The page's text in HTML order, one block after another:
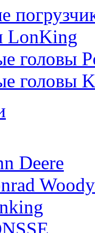
LonKing
головы
головы
Deere
Woody